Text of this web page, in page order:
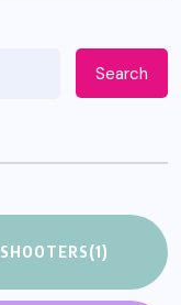
Search
SHOOTERS(1)